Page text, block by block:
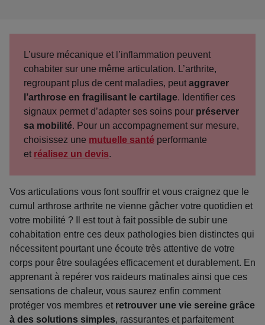
L’usure mécanique et l’inflammation peuvent
cohabiter sur une même articulation. L’arthrite,
regroupant plus de cent maladies, peut aggraver
l’arthrose en fragilisant le cartilage. Identifier ces
signaux permet d’adapter ses soins pour préserver
sa mobilité. Pour un accompagnement sur mesure,
choisissez une mutuelle santé performante
et réalisez un devis.
Vos articulations vous font souffrir et vous craignez que le
cumul arthrose arthrite ne vienne gâcher votre quotidien et
votre mobilité ? Il est tout à fait possible de subir une
cohabitation entre ces deux pathologies bien distinctes qui
nécessitent pourtant une écoute très attentive de votre
corps pour être soulagées efficacement et durablement. En
apprenant à repérer vos raideurs matinales ainsi que ces
sensations de chaleur, vous saurez enfin comment
protéger vos membres et retrouver une vie sereine grâce
à des solutions simples, rassurantes et parfaitement